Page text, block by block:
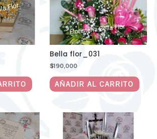
Bella flor_031
$190,000
AÑADIR AL CARRITO